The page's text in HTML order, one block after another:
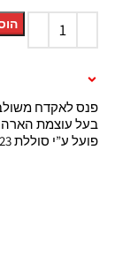
פנס לאקדח משולב
בעל עוצמת הארה של 500
פועל ע”י סוללת CR123 בודדת.